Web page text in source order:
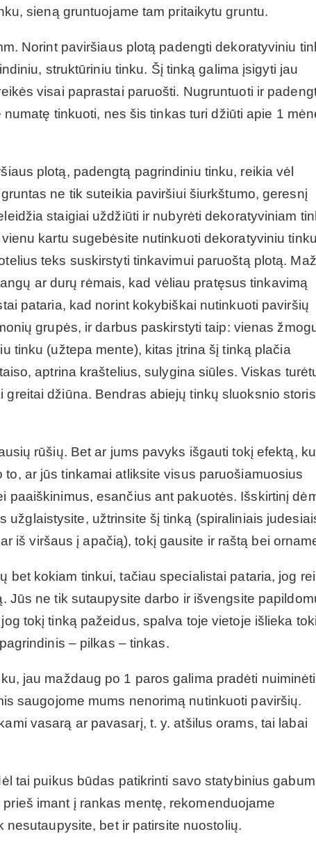
sieną gruntuojame tam pritaikytu gruntu.
Norint paviršiaus plotą padengti dekoratyviniu
struktūriniu tinku. Šį tinką galima įsigyti jau
visai paprastai paruošti. Nugruntuoti ir
tinkuoti, nes šis tinkas turi džiūti apie 1
plotą, padengtą pagrindiniu tinku, reikia vėl
ne tik suteikia paviršiui šiurkštumo, geresnį
staigiai uždžiūti ir nubyrėti dekoratyviniam
kartu sugebėsite nutinkuoti dekoratyviniu
teks suskirstyti tinkavimui paruoštą plotą.
ar durų rėmais, kad vėliau pratęsus tinkavimą
pataria, kad norint kokybiškai nutinkuoti paviršių
grupės, ir darbus paskirstyti taip: vienas
tinku (užtepa mente), kitas įtrina šį tinką plačia
aptrina kraštelius, sulygina siūles. Viskas
džiūna. Bendras abiejų tinkų sluoksnio storis
rūšių. Bet ar jums pavyks išgauti tokį efektą,
ar jūs tinkamai atliksite visus paruošiamuosius
paaiškinimus, esančius ant pakuotės. Išskirtinį
užglaistysite, užtrinsite šį tinką (spiraliniais
iš viršaus į apačią), tokį gausite ir raštą bei
bet kokiam tinkui, tačiau specialistai pataria, jog
Jūs ne tik sutaupysite darbo ir išvengsite
tokį tinką pažeidus, spalva toje vietoje išlieka
– pilkas – tinkas.
jau maždaug po 1 paros galima pradėti nuiminėti
saugojome mums nenorimą nutinkuoti paviršių.
vasarą ar pavasarį, t. y. atšilus orams, tai labai
tai puikus būdas patikrinti savo statybinius
imant į rankas mentę, rekomenduojame
bet ir patirsite nuostolių.